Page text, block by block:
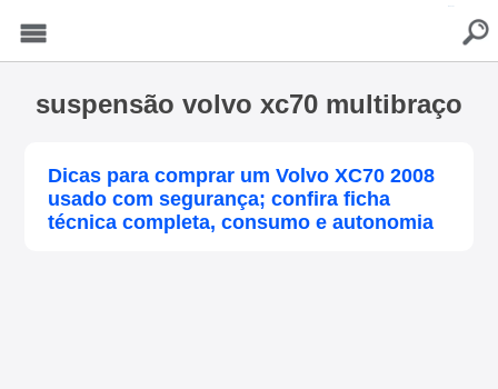
suspensão volvo xc70 multibraço
Dicas para comprar um Volvo XC70 2008
usado com segurança; confira ficha
técnica completa, consumo e autonomia